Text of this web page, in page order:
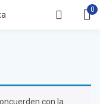
0
con la